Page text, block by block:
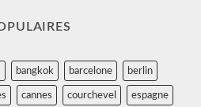
bangkok barcelone berlin
cannes courchevel espagne